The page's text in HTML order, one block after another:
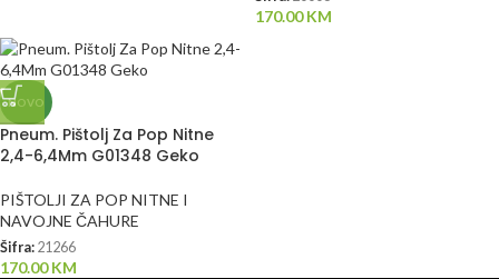
170.00KM
NOVO
Pneum. Pištolj Za Pop Nitne
2,4-6,4Mm G01348 Geko
PIŠTOLJI ZA POP NITNE I
NAVOJNE ČAHURE
Šifra: 21266
170.00KM